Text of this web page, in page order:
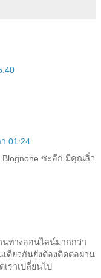
01:24
ซะอีก มีคุณลิ่ว
ทางออนไลน์มากกว่า
ดียวกันยังต้องติดต่อผ่าน
ราเปลี่ยนไป